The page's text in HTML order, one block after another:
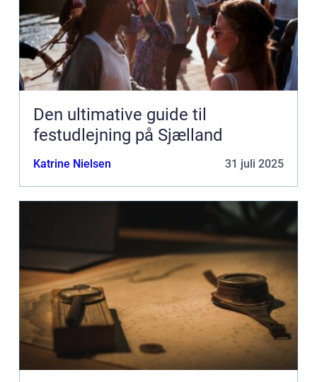
Den ultimative guide til
festudlejning på Sjælland
Katrine Nielsen 31 juli 2025